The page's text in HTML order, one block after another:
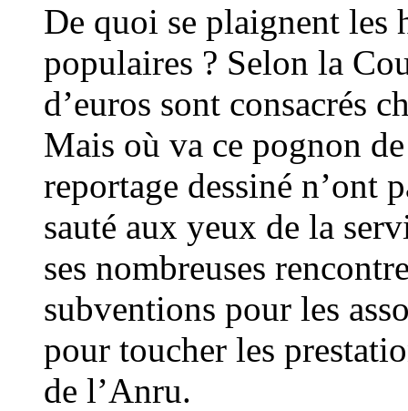
De quoi se plaignent les
populaires ? Selon la
d’euros sont consacrés
Mais où va ce pognon
reportage dessiné n’ont
sauté aux yeux de la
ses nombreuses
subventions pour les
pour toucher les
de l’Anru.